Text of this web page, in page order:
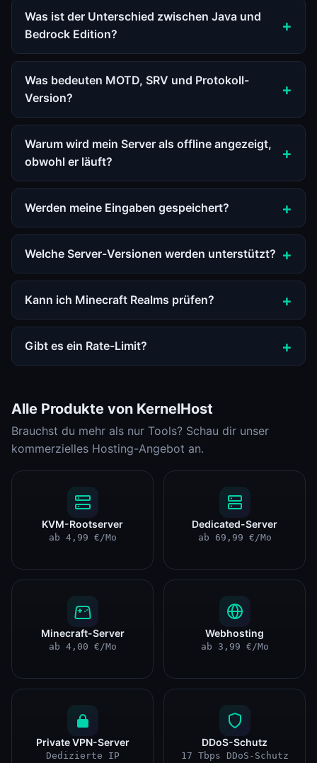
Was ist der Unterschied zwischen Java und
Bedrock Edition?
Was bedeuten MOTD, SRV und Protokoll-
Version?
Warum wird mein Server als offline angezeigt,
obwohl er läuft?
Werden meine Eingaben gespeichert?
Welche Server-Versionen werden unterstützt?
Kann ich Minecraft Realms prüfen?
Gibt es ein Rate-Limit?
Alle Produkte von KernelHost
Brauchst du mehr als nur Tools? Schau dir unser
kommerzielles Hosting-Angebot an.
KVM-Rootserver
ab 4,99 €/Mo
Dedicated-Server
ab 69,99 €/Mo
Minecraft-Server
ab 4,00 €/Mo
Webhosting
ab 3,99 €/Mo
Private VPN-Server
Dedizierte IP
DDoS-Schutz
17 Tbps DDoS-Schutz